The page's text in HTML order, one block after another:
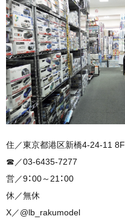
住／東京都港区新橋4-24-11 8F
☎︎／03-6435-7277
営／9：00～21：00
休／無休
X／@lb_rakumodel